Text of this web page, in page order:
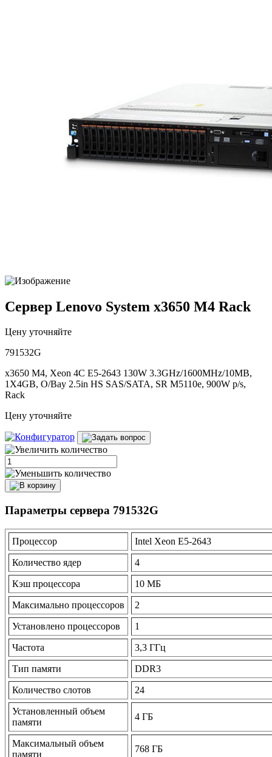
Сервер Lenovo System x3650 M4 Rack
Цену уточняйте
791532G
x3650 M4, Xeon 4C E5-2643 130W 3.3GHz/1600MHz/10MB,
1X4GB, O/Bay 2.5in HS SAS/SATA, SR M5110e, 900W p/s,
Rack
Цену уточняйте
Параметры сервера 791532G
Процессор Intel Xeon E5-2643
Количество ядер 4
Кэш процессора 10 МБ
Максимально процессоров 2
Установлено процессоров 1
Частота 3,3 ГГц
Тип памяти DDR3
Количество слотов 24
Установленный объем
памяти
4 ГБ
Максимальный объем
памяти
768 ГБ